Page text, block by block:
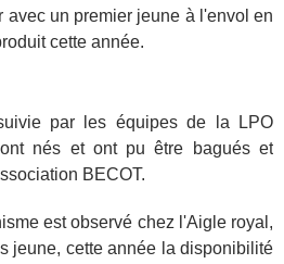
avec un premier jeune à l'envol en
cette année.
par les équipes de la LPO
nés et ont pu être bagués et
BECOT.
est observé chez l'Aigle royal,
jeune, cette année la disponibilité